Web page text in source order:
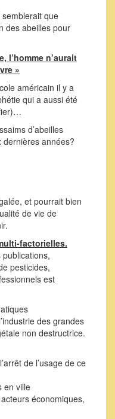
que
des abeilles pour
l’homme n’aurait
»
américain il y a
qui a aussi été
d’abeilles
dernières années?
et pourrait bien
de vie de
factorielles.
publications,
pesticides,
est
des grandes
non destructrice.
de l’usage de ce
en ville
économiques,